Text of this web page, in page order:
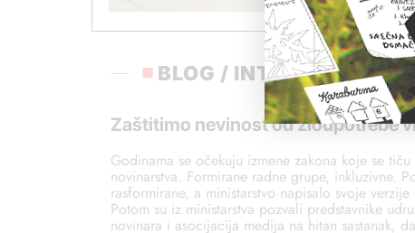
BLOG / INTERVJU
Zaštitimo nevinost od zloupotrebe
Godinama se očekuju izmene zakona koje se tiču
novinarstva. Formirane radne grupe, inkluzivne.
rasformirane, a ministarstvo napisalo svoje verzije
Potom su iz ministarstva pozvali predstavnike
novinara i asocijacija medija na hitan sastanak,